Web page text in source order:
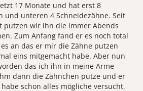
17 Monate und hat erst 8
und unteren 4 Schneidezähne. Seit
putzen wir ihn die immer Abends
Zum Anfang fand er es noch total
an das er mir die Zähne putzen
eins mitgemacht habe. Aber nun
das ich ihn in meine Arme
dann die Zähnchen putze und er
schon alles mögliche versucht,